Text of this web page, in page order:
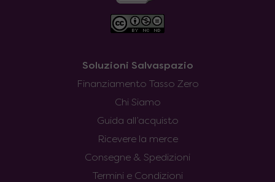
Soluzioni Salvaspazio
Finanziamento Tasso Zero
Chi Siamo
Guida all’acquisto
Ricevere la merce
Consegne & Spedizioni
Termini e Condizioni